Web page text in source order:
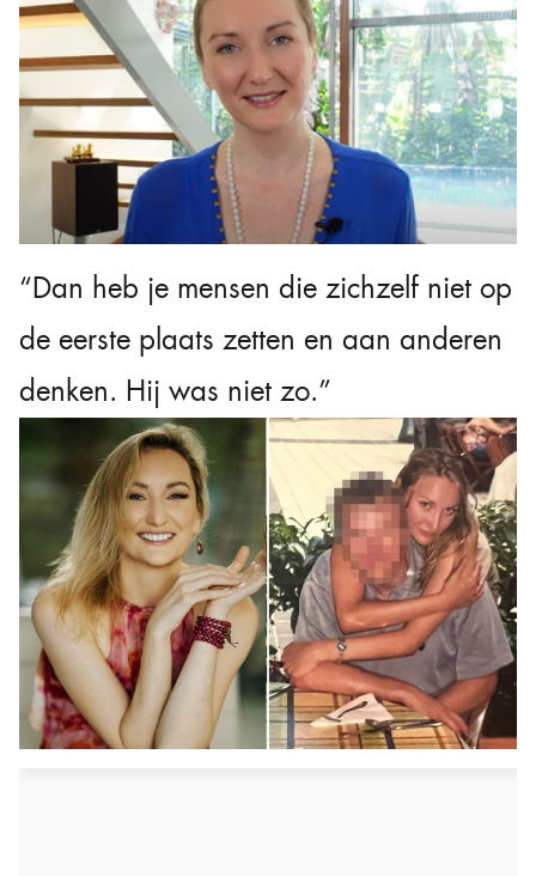
“Dan heb je mensen die zichzelf niet op
de eerste plaats zetten en aan anderen
denken. Hij was niet zo.”